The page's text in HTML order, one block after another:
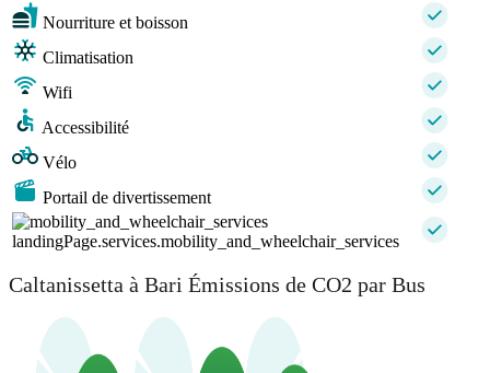
Nourriture et boisson
Climatisation
Wifi
Accessibilité
Vélo
Portail de divertissement
landingPage.services.mobility_and_wheelchair_services
Caltanissetta à Bari Émissions de CO2 par Bus